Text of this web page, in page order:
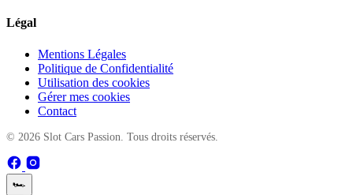
Légal
Mentions Légales
Politique de Confidentialité
Utilisation des cookies
Gérer mes cookies
Contact
© 2026 Slot Cars Passion. Tous droits réservés.
🏎️